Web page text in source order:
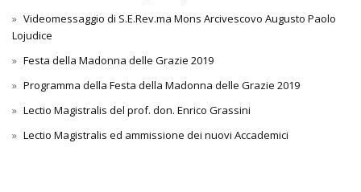
Videomessaggio di S.E.Rev.ma Mons Arcivescovo Augusto Paolo
Lojudice
Festa della Madonna delle Grazie 2019
Programma della Festa della Madonna delle Grazie 2019
Lectio Magistralis del prof. don. Enrico Grassini
Lectio Magistralis ed ammissione dei nuovi Accademici